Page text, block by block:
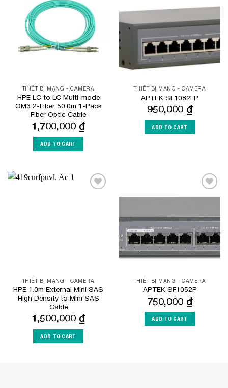
Add to
Wishlist
THIẾT BỊ MẠNG - CAMERA
HPE LC to LC Multi-mode
OM3 2-Fiber 50.0m 1-Pack
Fiber Optic Cable
1,700,000 ₫
ADD TO CART
THIẾT BỊ MẠNG - CAMERA
APTEK SF1082FP
950,000 ₫
ADD TO CART
THIẾT BỊ MẠNG - CAMERA
HPE 1.0m External Mini SAS
High Density to Mini SAS
Cable
1,500,000 ₫
ADD TO CART
Add to
THIẾT BỊ MẠNG - CAMERA
APTEK SF1052P
750,000 ₫
ADD TO CART